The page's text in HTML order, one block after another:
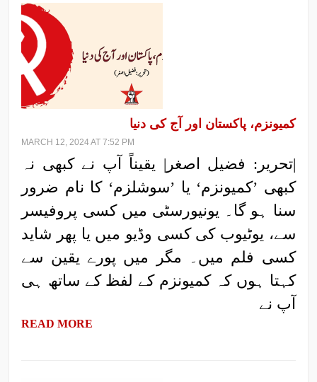
کمیونزم، پاکستان اور آج کی دنیا
MARCH 12, 2024 AT 7:52 PM
|تحریر: فضیل اصغر| یقیناً آپ نے کبھی نہ
کبھی ’کمیونزم‘ یا ’سوشلزم‘ کا نام ضرور
سنا ہو گا۔ یونیورسٹی میں کسی پروفیسر
سے، یوٹیوب کی کسی وڈیو میں یا پھر شاید
کسی فلم میں۔ مگر میں پورے یقین سے
کہتا ہوں کہ کمیونزم کے لفظ کے ساتھ ہی
آپ نے
READ MORE